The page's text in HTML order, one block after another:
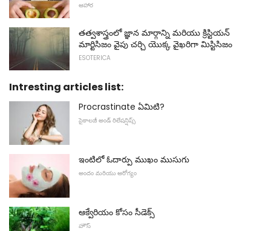
ఆహార
తత్వశాస్త్రంలో జ్ఞాన మార్గాన్ని మరియు క్రిస్టియన్
మార్టిసిజం వైపు చర్చి యొక్క వైఖరిగా మిస్టిసిజం
ESOTERICA
Intresting articles list:
Procrastinate ఏమిటి?
సైకాలజీ అండ్ రిలేషన్షిప్స్
ఇంటిలో ఓదార్పు ముఖం ముసుగు
అందం మరియు ఆరోగ్యం
ఆక్వేరియం కోసం సీడెక్స్
హౌస్